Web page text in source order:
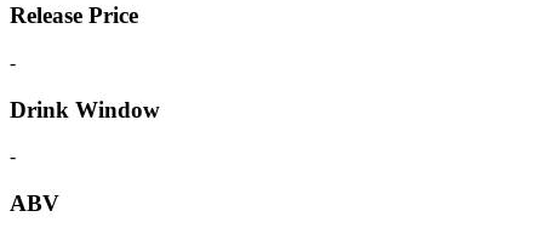
Release Price
-
Drink Window
-
ABV